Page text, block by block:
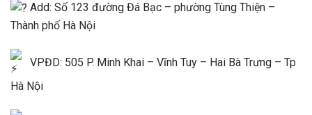
Add: Số 123 đường Đá Bạc – phường Tùng Thiện –
Thành phố Hà Nội
VPĐD: 505 P. Minh Khai – Vĩnh Tuy – Hai Bà Trưng – Tp
Hà Nội